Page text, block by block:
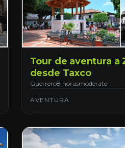
Tour de aventura a
desde Taxco
Guerrero8 horasmoderate
AVENTURA